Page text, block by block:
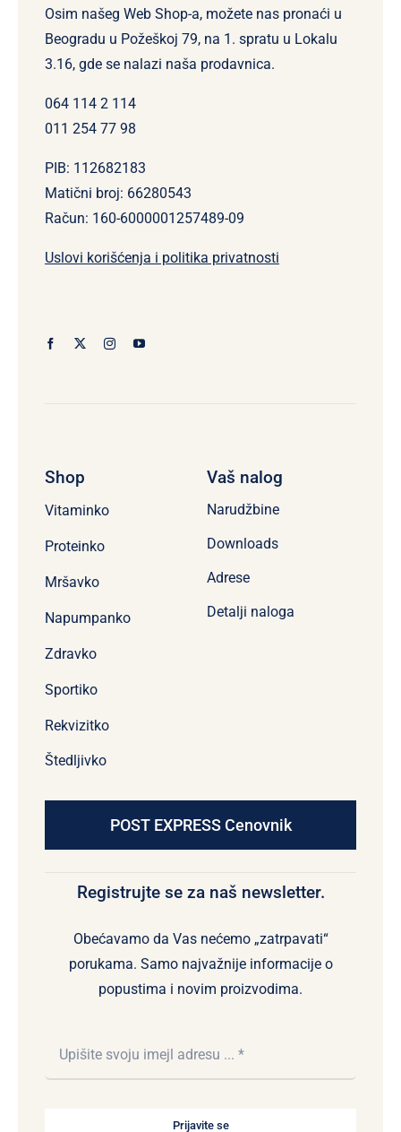
Osim našeg Web Shop-a, možete nas pronaći u
Beogradu u Požeškoj 79, na 1. spratu u Lokalu
3.16, gde se nalazi naša prodavnica.
064 114 2 114
011 254 77 98
PIB: 112682183
Matični broj: 66280543
Račun: 160-6000001257489-09
Uslovi korišćenja i politika privatnosti
Shop
Vitaminko
Proteinko
Mršavko
Napumpanko
Zdravko
Sportiko
Rekvizitko
Štedljivko
Vaš nalog
Narudžbine
Downloads
Adrese
Detalji naloga
POST EXPRESS Cenovnik
Registrujte se za naš newsletter.
Obećavamo da Vas nećemo „zatrpavati“
porukama. Samo najvažnije informacije o
popustima i novim proizvodima.
Prijavite se